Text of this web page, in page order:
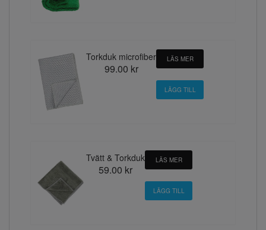
Torkduk microfiber
99.00 kr
LÄS MER
Tvätt & Torkduk
59.00 kr
LÄS MER